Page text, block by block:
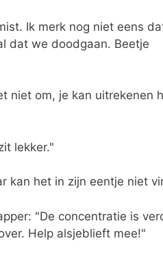
Ik merk nog niet eens
dat we doodgaan. Beetje
niet om, je kan uitrekenen
lekker."
kan het in zijn eentje niet
"De concentratie is
Help alsjeblieft mee!"